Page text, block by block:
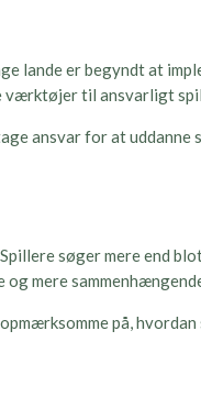
lande er begyndt at
værktøjer til ansvarligt
ansvar for at uddanne
søger mere end
mere
på,